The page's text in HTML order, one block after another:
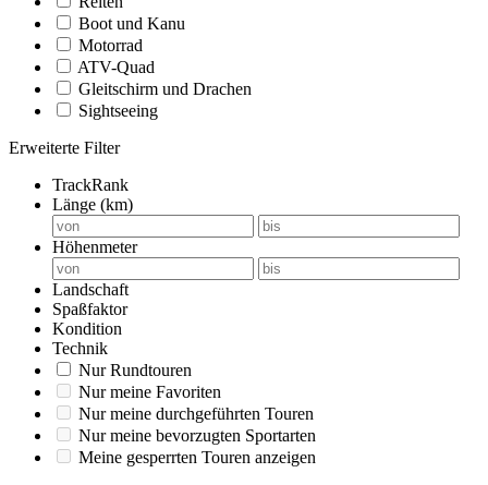
Boot und Kanu
Motorrad
ATV-Quad
Gleitschirm und Drachen
Sightseeing
Erweiterte Filter
TrackRank
Länge (km)
Höhenmeter
Landschaft
Spaßfaktor
Kondition
Technik
Nur Rundtouren
Nur meine Favoriten
Nur meine durchgeführten Touren
Nur meine bevorzugten Sportarten
Meine gesperrten Touren anzeigen